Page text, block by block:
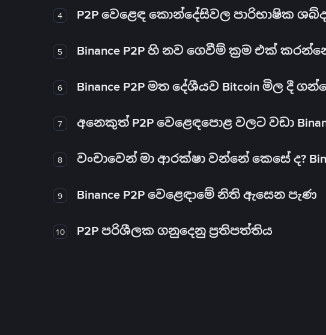
4 P2P වෙළෙඳ කොන්දේසිවල පාරිභාෂික ශබ්ද
5 Binance P2P හි නව ගෙවීම් ක්‍රම එක්
6 Binance P2P මත දේශීයව Bitcoin මිල දී
7 අනෙකුත් P2P වෙළෙඳපොළ වලට වඩා
8 වංචාවෙන් මා ආරක්ෂා වන්නේ කෙසේ ද?
9 Binance P2P වෙළෙඳාමේ නිති ඇසෙන පැණ
10 P2P පරිශීලක ගනුදෙනු ප්‍රතිපත්තිය